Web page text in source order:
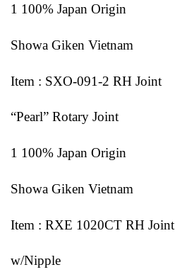
1 100% Japan Origin
Showa Giken Vietnam
Item : SXO-091-2 RH Joint
“Pearl” Rotary Joint
1 100% Japan Origin
Showa Giken Vietnam
Item : RXE 1020CT RH Joint
w/Nipple